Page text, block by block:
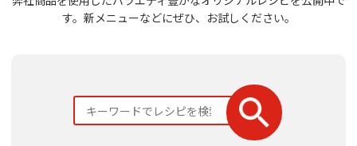
す。 新メニューなどにぜひ、お試しください。